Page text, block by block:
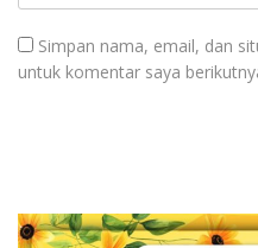
Simpan nama, email, dan
untuk komentar saya